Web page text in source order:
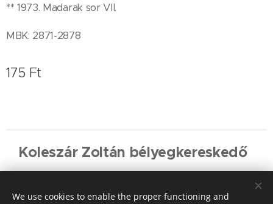
** 1973. Madarak sor VII.
MBK: 2871-2878
175 Ft
Koleszár Zoltán bélyegkereskedő
Languages
We use cookies to enable the proper functioning and